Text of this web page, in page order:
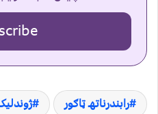
رابندرناتهـ ټاګور